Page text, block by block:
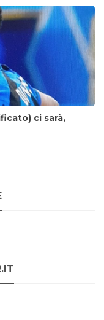
ci sarà,